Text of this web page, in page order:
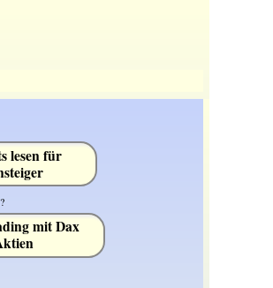
lesen für
mit Dax